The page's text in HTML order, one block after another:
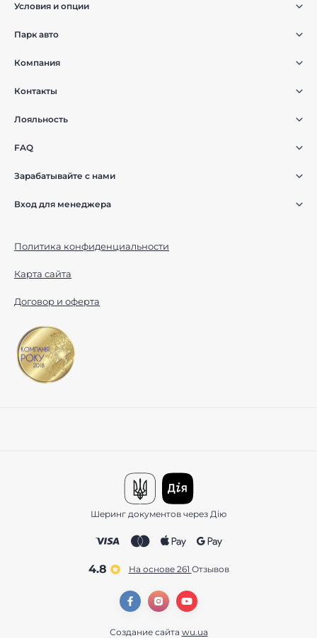
Условия и опции
Парк авто
Компания
Контакты
Лояльность
FAQ
Зарабатывайте с нами
Вход для менеджера
Политика конфиденциальности
Карта сайта
Договор и оферта
Шеринг документов через Дію
4.8 На основе 261 отзывов
Создание сайта wu.ua